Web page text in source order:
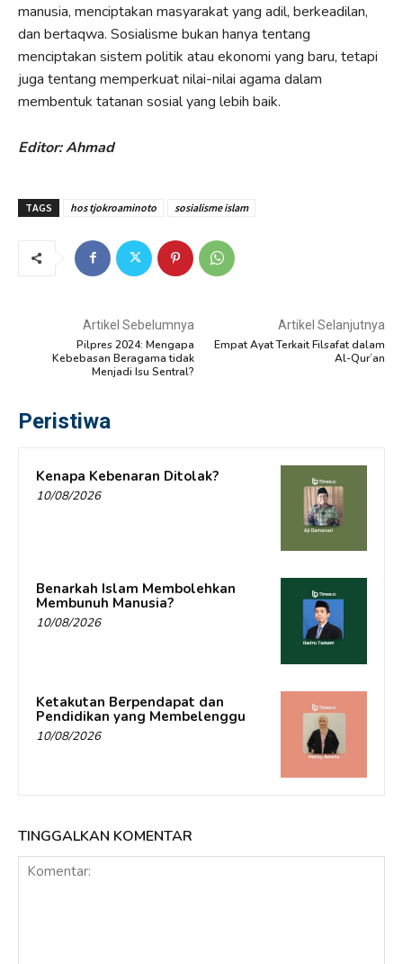
manusia, menciptakan masyarakat yang adil, berkeadilan,
dan bertaqwa. Sosialisme bukan hanya tentang
menciptakan sistem politik atau ekonomi yang baru, tetapi
juga tentang memperkuat nilai-nilai agama dalam
membentuk tatanan sosial yang lebih baik.
Editor: Ahmad
TAGS hos tjokroaminoto sosialisme islam
Artikel Sebelumnya
Pilpres 2024: Mengapa
Kebebasan Beragama tidak
Menjadi Isu Sentral?
Artikel Selanjutnya
Empat Ayat Terkait Filsafat dalam
Al-Qur’an
Peristiwa
Kenapa Kebenaran Ditolak?
10/08/2026
Benarkah Islam Membolehkan
Membunuh Manusia?
10/08/2026
Ketakutan Berpendapat dan
Pendidikan yang Membelenggu
10/08/2026
TINGGALKAN KOMENTAR